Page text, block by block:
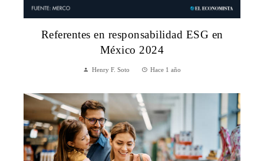
Referentes en responsabilidad ESG en
México 2024
Henry F. Soto Hace 1 año